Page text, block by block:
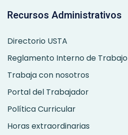
Recursos Administrativos
Directorio USTA
Reglamento Interno de Trabajo
Trabaja con nosotros
Portal del Trabajador
Política Curricular
Horas extraordinarias